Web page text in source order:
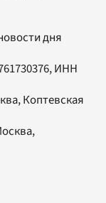
дня
ИНН
Коптевская
,